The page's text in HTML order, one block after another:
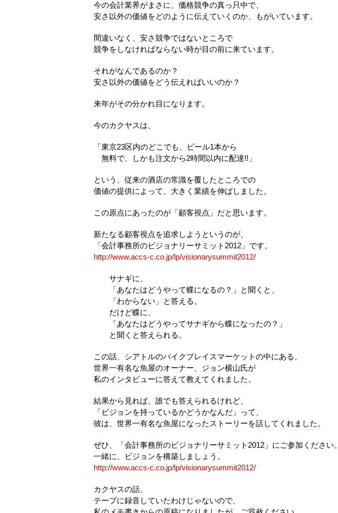
今の会計業界がまさに、価格競争の真っ只中で、
安さ以外の価値をどのように伝えていくのか、もがいています。
間違いなく、安さ競争ではないところで
競争をしなければならない時が目の前に来ています。
それがなんであるのか？
安さ以外の価値をどう伝えればいいのか？
来年がその分かれ目になります。
今のカクヤスは、
「東京23区内のどこでも、ビール1本から
無料で、しかも注文から2時間以内に配達!!」
という、従来の酒店の常識を覆したところでの
価値の提供によって、大きく業績を伸ばしました。
この原点にあったのが「顧客視点」だと思います。
新たなる顧客視点を追求しようというのが、
「会計事務所のビジョナリーサミット2012」です。
http://www.accs-c.co.jp/lp/visionarysummit2012/
サナギに、
「あなたはどうやって蝶になるの？」と聞くと、
「わからない」と答える。
だけど蝶に、
「あなたはどうやってサナギから蝶になったの？」
と聞くと答えられる。
この話、シアトルのパイクプレイスマーケットの中にある、
世界一有名な魚屋のオーナー、ジョン横山氏が
私のインタビューに答えて教えてくれました。
結果から見れば、誰でも答えられるけれど、
「ビジョンを持っているかどうかなんだ」って、
彼は、世界一有名な魚屋になったストーリーを話してくれました。
ぜひ、「会計事務所のビジョナリーサミット2012」にご参加ください。
一緒に、ビジョンを構築しましょう。
http://www.accs-c.co.jp/lp/visionarysummit2012/
カクヤスの話、
テープに録音していたわけじゃないので、